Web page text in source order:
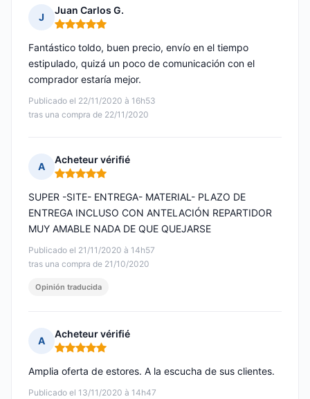
J
Juan Carlos G.
Nota: 5 de 5
Publicado el 22/11/2020 à 16h53
tras una compra de 22/11/2020
Fantástico toldo, buen precio, envío en el tiempo
estipulado, quizá un poco de comunicación con el
comprador estaría mejor.
A
Acheteur vérifié
Nota: 5 de 5
Publicado el 21/11/2020 à 14h57
tras una compra de 21/10/2020
SUPER -SITE- ENTREGA- MATERIAL- PLAZO DE
ENTREGA INCLUSO CON ANTELACIÓN REPARTIDOR
MUY AMABLE NADA DE QUE QUEJARSE
Opinión traducida
A
Acheteur vérifié
Nota: 5 de 5
Publicado el 13/11/2020 à 14h47
Amplia oferta de estores. A la escucha de sus clientes.